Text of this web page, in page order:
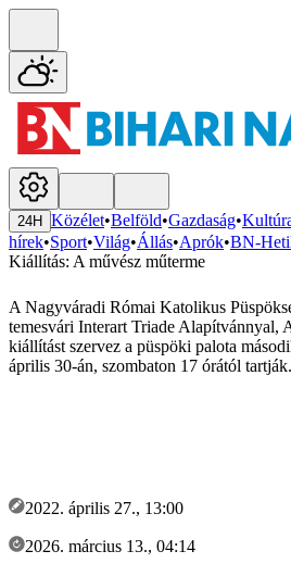
24H Közélet•Belföld•Gazdaság•
hírek•Sport•Világ•Állás•Aprók•BN-
Kiállítás: A művész műterme
A Nagyváradi Római Katolikus
temesvári Interart Triade Alapítvánnyal,
kiállítást szervez a püspöki palota
április 30-án, szombaton 17 órától tartják.
2022. április 27., 13:00
2026. március 13., 04:14